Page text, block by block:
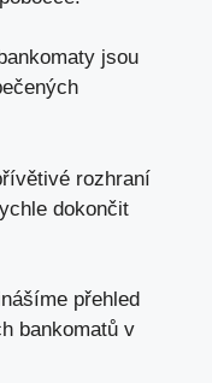
jsou
rozhraní
dokončit
přehled
bankomatů v